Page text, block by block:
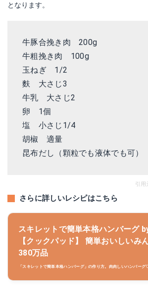
となります。
牛豚合挽き肉 200g
牛粗挽き肉 100g
玉ねぎ 1/2
麩 大さじ3
牛乳 大さじ2
卵 1個
塩 小さじ1/4
胡椒 適量
昆布だし（顆粒でも液体でも可
引用
さらに詳しいレシピはこちら
スキレットで簡単本格ハンバーグ
【クックパッド】 簡単おいしいみ
380万品
「スキレットで簡単本格ハンバーグ」の作り方。肉肉しいハンバー